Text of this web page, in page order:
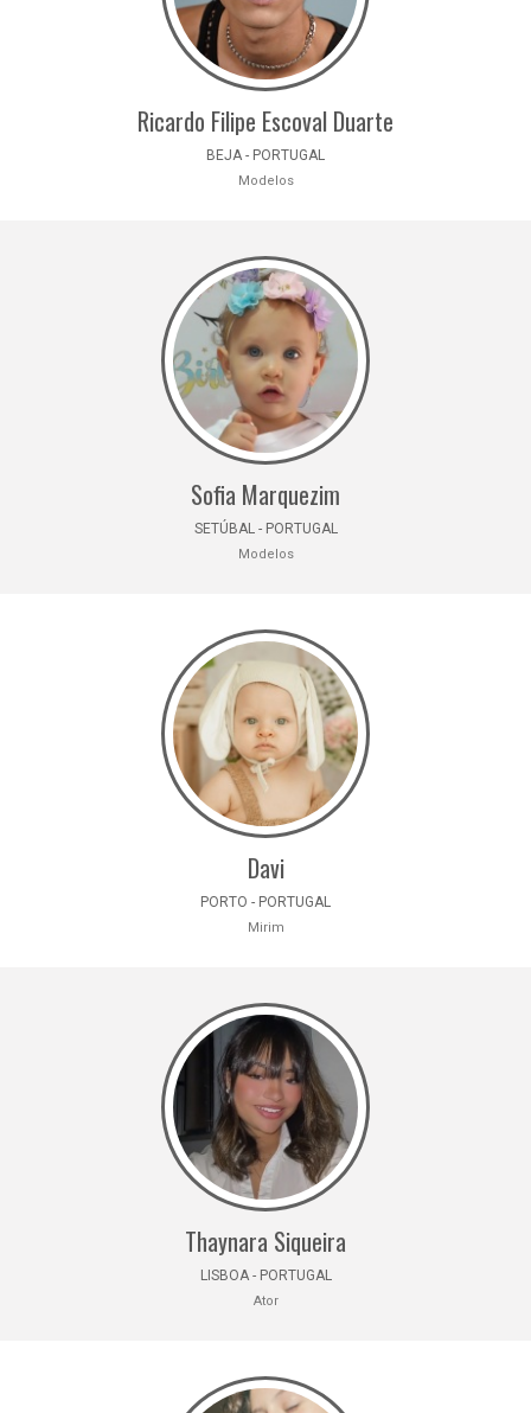
Ricardo Filipe Escoval Duarte
BEJA - PORTUGAL
Modelos
Sofia Marquezim
SETÚBAL - PORTUGAL
Modelos
Davi
PORTO - PORTUGAL
Mirim
Thaynara Siqueira
LISBOA - PORTUGAL
Ator